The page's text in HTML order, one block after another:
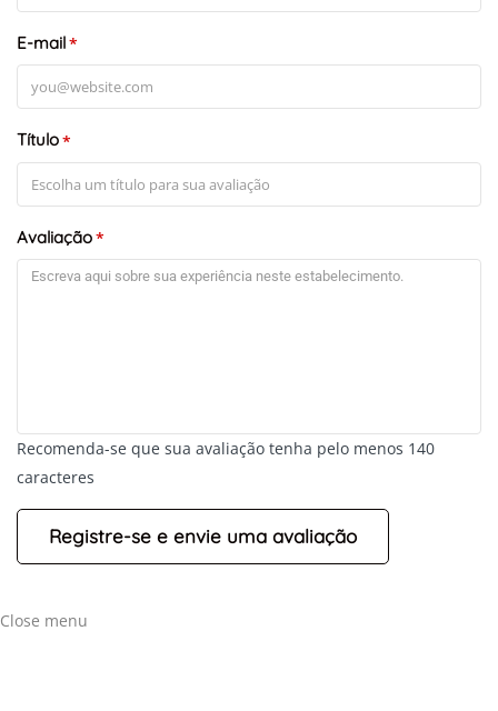
E-mail*
Título*
Avaliação*
Recomenda-se que sua avaliação tenha pelo menos 140
caracteres
Close menu